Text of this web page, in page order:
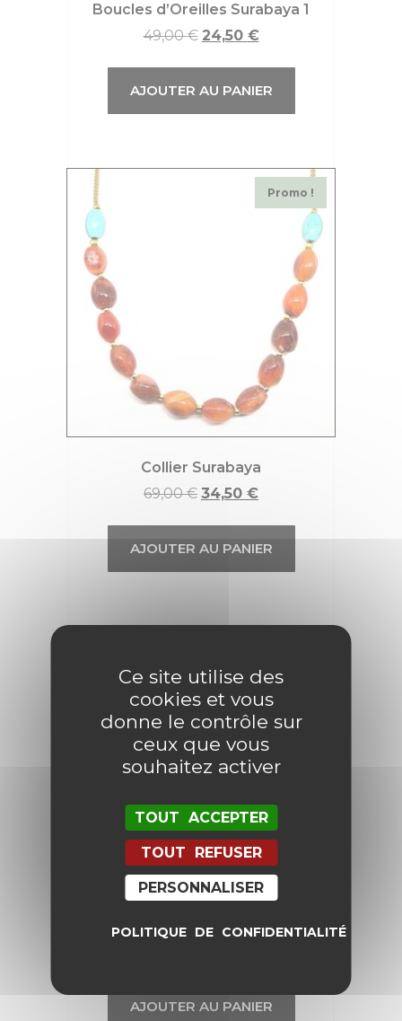
Boucles d’Oreilles Surabaya 1
49,00€ 24,50 €
AJOUTER AU PANIER
Promo !
Collier Surabaya
69,00€ 34,50 €
AJOUTER AU PANIER
Boucles d’Oreilles Fleur Bleue
AJOUTER AU PANIER
Ce site utilise des
cookies et vous
donne le contrôle sur
ceux que vous
souhaitez activer
TOUT ACCEPTER
TOUT REFUSER
PERSONNALISER
POLITIQUE DE CONFIDENTIALITÉ